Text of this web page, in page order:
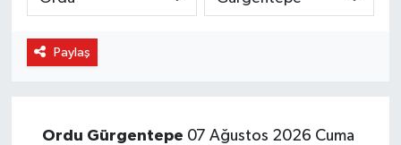
Paylaş
Ordu Gürgentepe 07 Ağustos 2026 Cuma
Tüm Manşetler
Haber Arşivi